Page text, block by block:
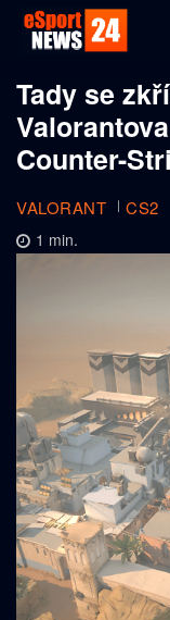
Tady se
Counter-
VALORANT CS2
1 min.